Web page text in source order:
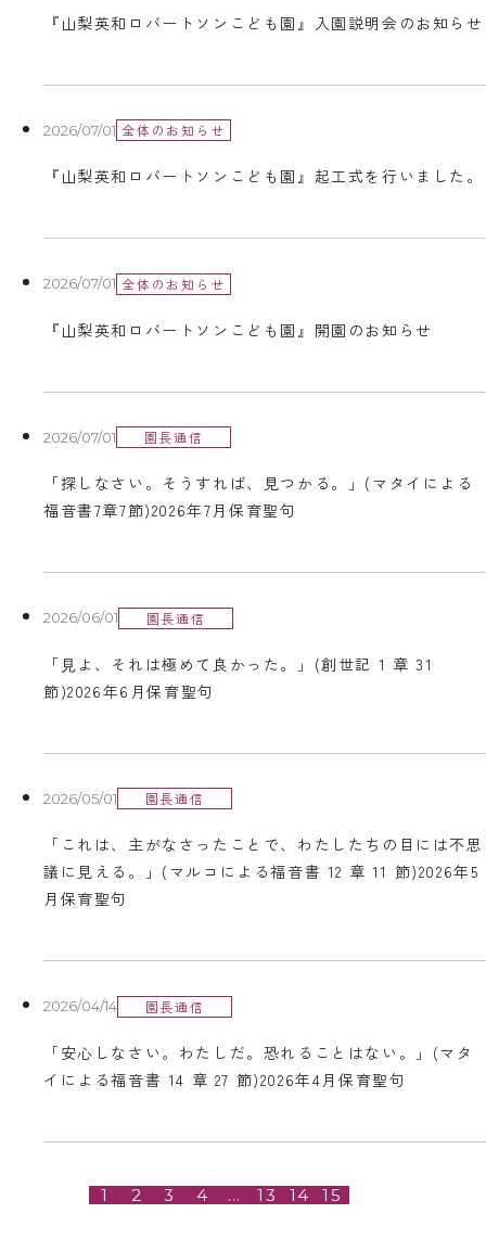
『山梨英和ロバートソンこども園』入園説明会のお知らせ
2026/07/01 全体のお知らせ
『山梨英和ロバートソンこども園』起工式を行いました。
2026/07/01 全体のお知らせ
『山梨英和ロバートソンこども園』開園のお知らせ
2026/07/01 園長通信
「探しなさい。そうすれば、見つかる。」(マタイによる
福音書7章7節)2026年7月保育聖句
2026/06/01 園長通信
「⾒よ、それは極めて良かった。」(創世記 1 章 31
節)2026年6月保育聖句
2026/05/01 園長通信
「これは、主がなさったことで、わたしたちの目には不思
議に見える。」(マルコによる福音書 12 章 11 節)2026年5
月保育聖句
2026/04/14 園長通信
「安心しなさい。わたしだ。恐れることはない。」(マタ
イによる福音書 14 章 27 節)2026年4月保育聖句
1 2 3 4 … 13 14 15